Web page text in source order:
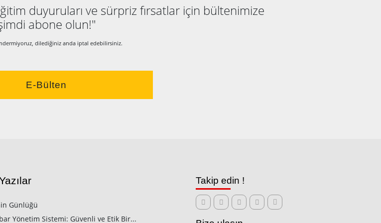
duyuruları ve sürpriz fırsatlar için bültenimize
abone olun!"
dilediğiniz anda iptal edebilirsiniz.
E-Bülten
Günlüğü
Yönetim Sistemi: Güvenli ve Etik Bir...
Takip edin !